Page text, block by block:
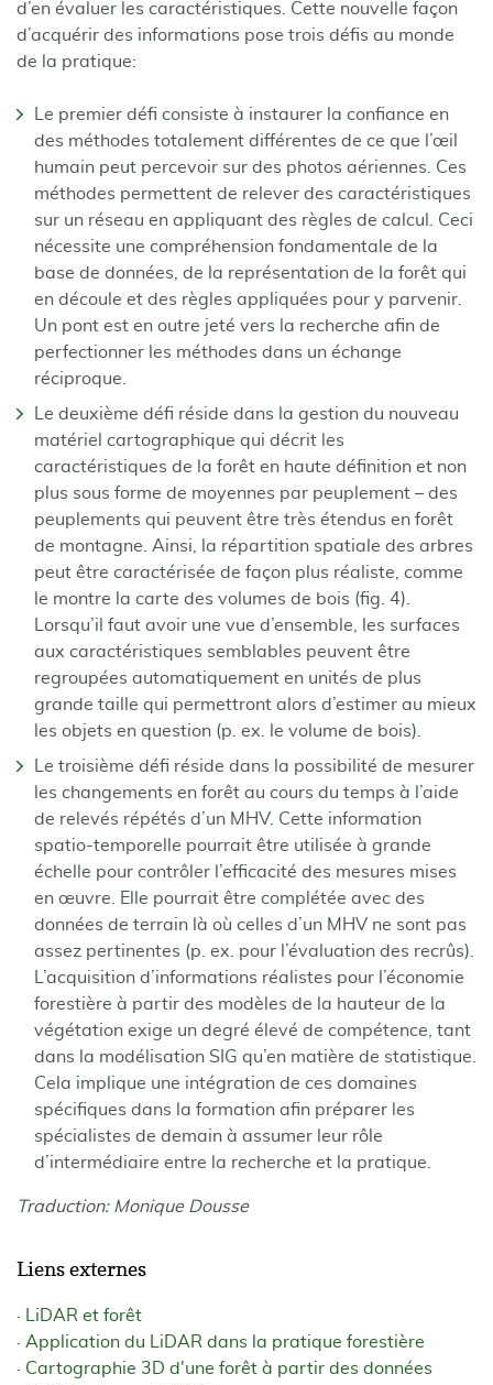
d’en évaluer les caractéristiques. Cette nouvelle façon
d’acquérir des informations pose trois défis au monde
de la pratique:
Le premier défi consiste à instaurer la confiance en
des méthodes totalement différentes de ce que l’œil
humain peut percevoir sur des photos aériennes. Ces
méthodes permettent de relever des caractéristiques
sur un réseau en appliquant des règles de calcul. Ceci
nécessite une compréhension fondamentale de la
base de données, de la représentation de la forêt qui
en découle et des règles appliquées pour y parvenir.
Un pont est en outre jeté vers la recherche afin de
perfectionner les méthodes dans un échange
réciproque.
Le deuxième défi réside dans la gestion du nouveau
matériel cartographique qui décrit les
caractéristiques de la forêt en haute définition et non
plus sous forme de moyennes par peuplement – des
peuplements qui peuvent être très étendus en forêt
de montagne. Ainsi, la répartition spatiale des arbres
peut être caractérisée de façon plus réaliste, comme
le montre la carte des volumes de bois (fig. 4).
Lorsqu’il faut avoir une vue d’ensemble, les surfaces
aux caractéristiques semblables peuvent être
regroupées automatiquement en unités de plus
grande taille qui permettront alors d’estimer au mieux
les objets en question (p. ex. le volume de bois).
Le troisième défi réside dans la possibilité de mesurer
les changements en forêt au cours du temps à l’aide
de relevés répétés d’un MHV. Cette information
spatio-temporelle pourrait être utilisée à grande
échelle pour contrôler l’efficacité des mesures mises
en œuvre. Elle pourrait être complétée avec des
données de terrain là où celles d’un MHV ne sont pas
assez pertinentes (p. ex. pour l’évaluation des recrûs).
L’acquisition d’informations réalistes pour l’économie
forestière à partir des modèles de la hauteur de la
végétation exige un degré élevé de compétence, tant
dans la modélisation SIG qu’en matière de statistique.
Cela implique une intégration de ces domaines
spécifiques dans la formation afin préparer les
spécialistes de demain à assumer leur rôle
d’intermédiaire entre la recherche et la pratique.
Traduction: Monique Dousse
Liens externes
LiDAR et forêt
Application du LiDAR dans la pratique forestière
Cartographie 3D d'une forêt à partir des données